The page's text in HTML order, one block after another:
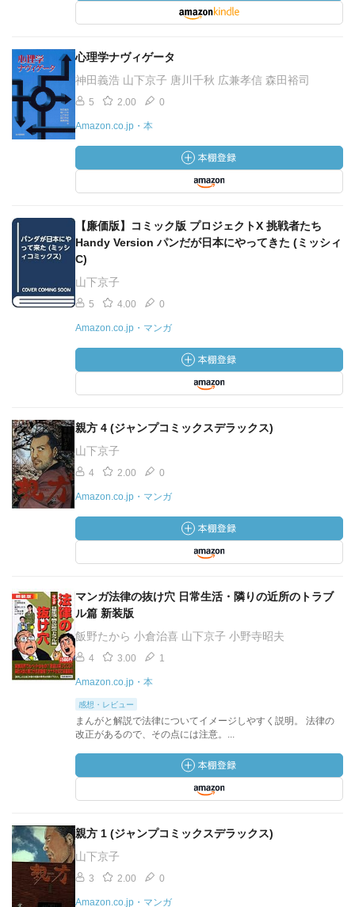
心理学ナヴィゲータ
神田義浩 山下京子 唐川千秋 広兼孝信 森田裕司
5 2.00 0
Amazon.co.jp・本
【廉価版】コミック版 プロジェクトX 挑戦者たち
Handy Version パンだが日本にやってきた (ミッシィ
C)
山下京子
5 4.00 0
Amazon.co.jp・マンガ
親方 4 (ジャンプコミックスデラックス)
山下京子
4 2.00 0
Amazon.co.jp・マンガ
マンガ法律の抜け穴 日常生活・隣りの近所のトラブ
ル篇 新装版
飯野たから 小倉治喜 山下京子 小野寺昭夫
4 3.00 1
Amazon.co.jp・本
感想・レビュー
まんがと解説で法律についてイメージしやすく説明。 法律の
改正があるので、その点には注意。...
親方 1 (ジャンプコミックスデラックス)
山下京子
3 2.00 0
Amazon.co.jp・マンガ